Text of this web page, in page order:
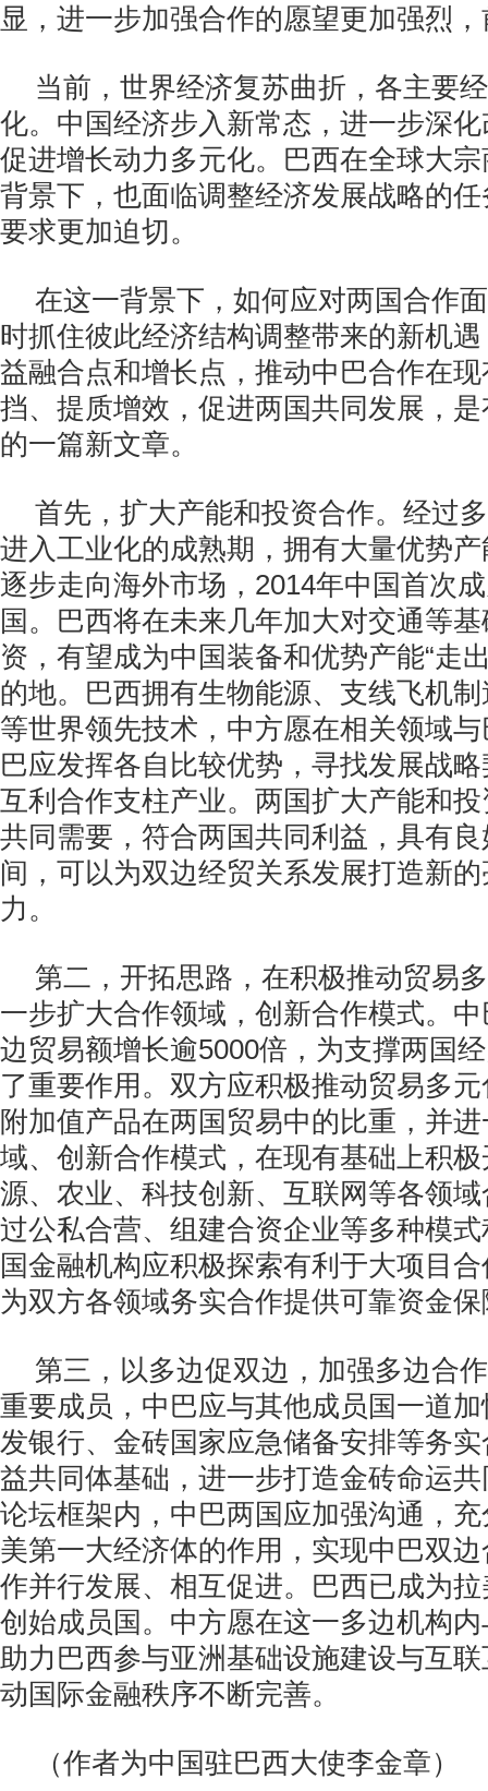
显，进一步加强合作的愿望更加强烈
当前，世界经济复苏曲折，各主要
化。中国经济步入新常态，进一步深
促进增长动力多元化。巴西在全球大
背景下，也面临调整经济发展战略的
要求更加迫切。
在这一背景下，如何应对两国合作
时抓住彼此经济结构调整带来的新机
益融合点和增长点，推动中巴合作在
挡、提质增效，促进两国共同发展，
的一篇新文章。
首先，扩大产能和投资合作。经过
进入工业化的成熟期，拥有大量优势
逐步走向海外市场，2014年中国首次
国。巴西将在未来几年加大对交通等
资，有望成为中国装备和优势产能“走
的地。巴西拥有生物能源、支线飞机
等世界领先技术，中方愿在相关领域
巴应发挥各自比较优势，寻找发展战
互利合作支柱产业。两国扩大产能和
共同需要，符合两国共同利益，具有
间，可以为双边经贸关系发展打造新
力。
第二，开拓思路，在积极推动贸易
一步扩大合作领域，创新合作模式。
边贸易额增长逾5000倍，为支撑两国
了重要作用。双方应积极推动贸易多
附加值产品在两国贸易中的比重，并
域、创新合作模式，在现有基础上积
源、农业、科技创新、互联网等各领
过公私合营、组建合资企业等多种模
国金融机构应积极探索有利于大项目
为双方各领域务实合作提供可靠资金
第三，以多边促双边，加强多边合
重要成员，中巴应与其他成员国一道
发银行、金砖国家应急储备安排等务
益共同体基础，进一步打造金砖命运
论坛框架内，中巴两国应加强沟通，
美第一大经济体的作用，实现中巴双
作并行发展、相互促进。巴西已成为
创始成员国。中方愿在这一多边机构
助力巴西参与亚洲基础设施建设与互
动国际金融秩序不断完善。
（作者为中国驻巴西大使李金章）